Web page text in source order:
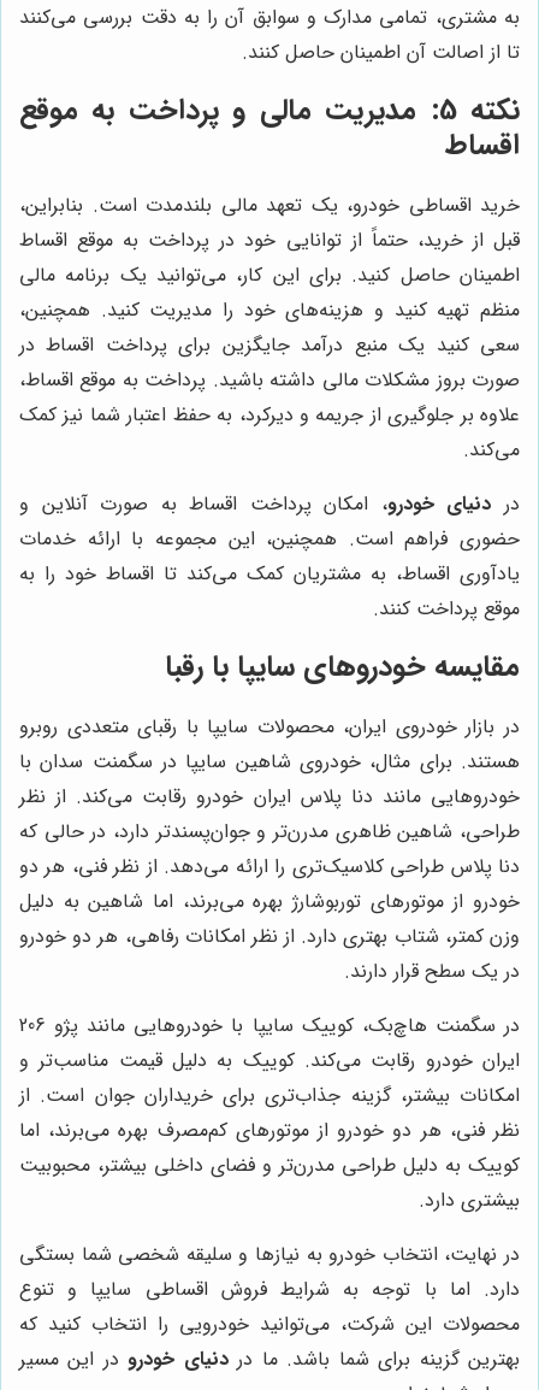
به مشتری، تمامی مدارک و سوابق آن را به دقت بررسی می‌کنند
تا از اصالت آن اطمینان حاصل کنند.
نکته 5: مدیریت مالی و پرداخت به موقع
اقساط
خرید اقساطی خودرو، یک تعهد مالی بلندمدت است. بنابراین،
قبل از خرید، حتماً از توانایی خود در پرداخت به موقع اقساط
اطمینان حاصل کنید. برای این کار، می‌توانید یک برنامه مالی
منظم تهیه کنید و هزینه‌های خود را مدیریت کنید. همچنین،
سعی کنید یک منبع درآمد جایگزین برای پرداخت اقساط در
صورت بروز مشکلات مالی داشته باشید. پرداخت به موقع اقساط،
علاوه بر جلوگیری از جریمه و دیرکرد، به حفظ اعتبار شما نیز کمک
می‌کند.
در دنیای خودرو، امکان پرداخت اقساط به صورت آنلاین و
حضوری فراهم است. همچنین، این مجموعه با ارائه خدمات
یادآوری اقساط، به مشتریان کمک می‌کند تا اقساط خود را به
موقع پرداخت کنند.
مقایسه خودروهای سایپا با رقبا
در بازار خودروی ایران، محصولات سایپا با رقبای متعددی روبرو
هستند. برای مثال، خودروی شاهین سایپا در سگمنت سدان با
خودروهایی مانند دنا پلاس ایران خودرو رقابت می‌کند. از نظر
طراحی، شاهین ظاهری مدرن‌تر و جوان‌پسندتر دارد، در حالی که
دنا پلاس طراحی کلاسیک‌تری را ارائه می‌دهد. از نظر فنی، هر دو
خودرو از موتورهای توربوشارژ بهره می‌برند، اما شاهین به دلیل
وزن کمتر، شتاب بهتری دارد. از نظر امکانات رفاهی، هر دو خودرو
در یک سطح قرار دارند.
در سگمنت هاچ‌بک، کوییک سایپا با خودروهایی مانند پژو 206
ایران خودرو رقابت می‌کند. کوییک به دلیل قیمت مناسب‌تر و
امکانات بیشتر، گزینه جذاب‌تری برای خریداران جوان است. از
نظر فنی، هر دو خودرو از موتورهای کم‌مصرف بهره می‌برند، اما
کوییک به دلیل طراحی مدرن‌تر و فضای داخلی بیشتر، محبوبیت
بیشتری دارد.
در نهایت، انتخاب خودرو به نیازها و سلیقه شخصی شما بستگی
دارد. اما با توجه به شرایط فروش اقساطی سایپا و تنوع
محصولات این شرکت، می‌توانید خودرویی را انتخاب کنید که
بهترین گزینه برای شما باشد. ما دردنیای خودرو در این مسیر